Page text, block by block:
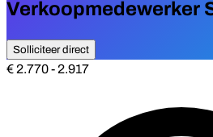
Verkoopmedewerker
Solliciteer direct
€ 2.770 - 2.917